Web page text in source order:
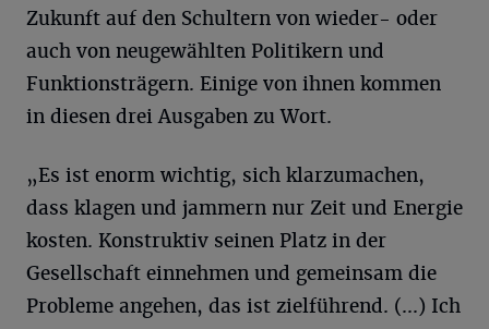
Zukunft auf den Schultern von wieder- oder
auch von neugewählten Politikern und
Funktionsträgern. Einige von ihnen kommen
in diesen drei Ausgaben zu Wort.
„Es ist enorm wichtig, sich klarzumachen,
dass klagen und jammern nur Zeit und Energie
kosten. Konstruktiv seinen Platz in der
Gesellschaft einnehmen und gemeinsam die
Probleme angehen, das ist zielführend. (...) Ich